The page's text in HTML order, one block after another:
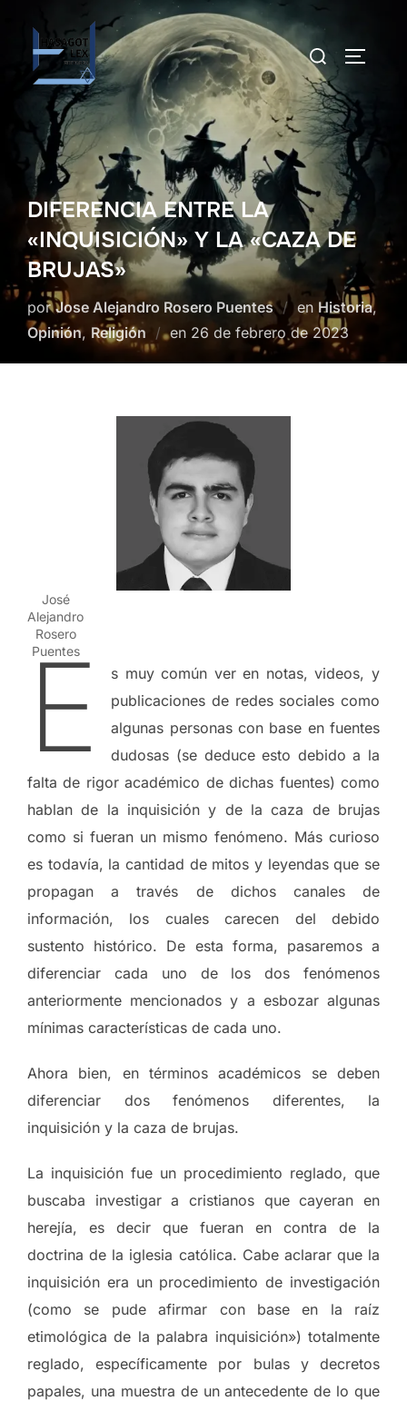
contenido
Buscar:
DIFERENCIA ENTRE LA
«INQUISICIÓN» Y LA «CAZA DE
BRUJAS»
porJose Alejandro Rosero Puentes en Historia,
Opinión, Religión en Publicado
26 de febrero de 2023
José
Alejandro
Rosero
Puentes
E
s muy común ver en notas, videos, y
publicaciones de redes sociales como
algunas personas con base en fuentes
dudosas (se deduce esto debido a la
falta de rigor académico de dichas fuentes) como
hablan de la inquisición y de la caza de brujas
como si fueran un mismo fenómeno. Más curioso
es todavía, la cantidad de mitos y leyendas que se
propagan a través de dichos canales de
información, los cuales carecen del debido
sustento histórico. De esta forma, pasaremos a
diferenciar cada uno de los dos fenómenos
anteriormente mencionados y a esbozar algunas
mínimas características de cada uno.
Ahora bien, en términos académicos se deben
diferenciar dos fenómenos diferentes, la
inquisición y la caza de brujas.
La inquisición fue un procedimiento reglado, que
buscaba investigar a cristianos que cayeran en
herejía, es decir que fueran en contra de la
doctrina de la iglesia católica. Cabe aclarar que la
inquisición era un procedimiento de investigación
(como se pude afirmar con base en la raíz
etimológica de la palabra inquisición») totalmente
reglado, específicamente por bulas y decretos
papales, una muestra de un antecedente de lo que